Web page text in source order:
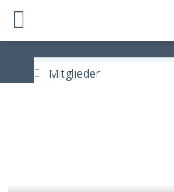
Mitglieder